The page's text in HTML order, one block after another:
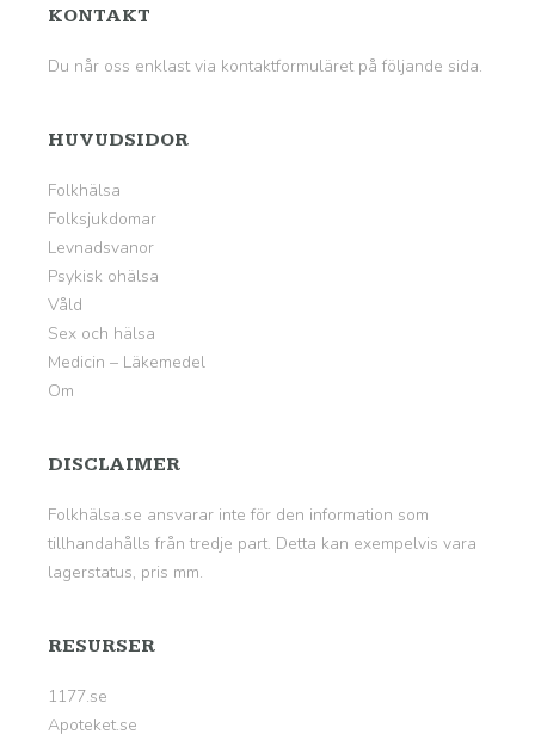
KONTAKT
Du når oss enklast via kontaktformuläret på följande sida.
HUVUDSIDOR
Folkhälsa
Folksjukdomar
Levnadsvanor
Psykisk ohälsa
Våld
Sex och hälsa
Medicin – Läkemedel
Om
DISCLAIMER
Folkhälsa.se ansvarar inte för den information som
tillhandahålls från tredje part. Detta kan exempelvis vara
lagerstatus, pris mm.
RESURSER
1177.se
Apoteket.se